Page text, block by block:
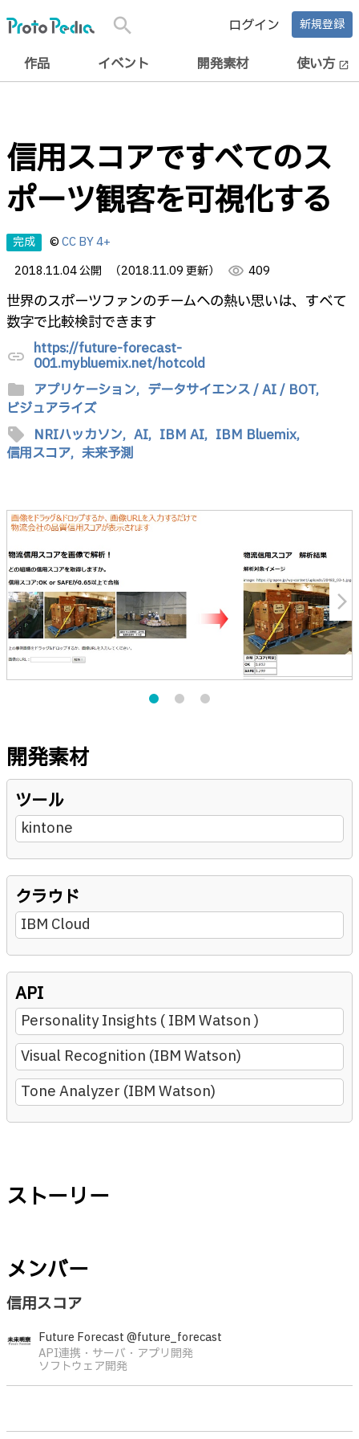
search ログイン 新規登録
作品 イベント 開発素材 使い方 open_in_new
信用スコアですべてのス
ポーツ観客を可視化する
完成 ©CC BY 4+
2018.11.04 公開
（2018.11.09 更新） visibility 409
世界のスポーツファンのチームへの熱い思いは、すべて
数字で比較検討できます
link https://future-forecast-
001.mybluemix.net/hotcold
folder アプリケーション, データサイエンス / AI / BOT,
ビジュアライズ
sell NRIハッカソン, AI, IBM AI, IBM Bluemix,
信用スコア, 未来予測
arrow_forward_ios
開発素材
ツール
kintone
クラウド
IBM Cloud
API
Personality Insights ( IBM Watson )
Visual Recognition (IBM Watson)
Tone Analyzer (IBM Watson)
ストーリー
メンバー
信用スコア
Future Forecast @future_forecast
API連携・サーバ・アプリ開発
ソフトウェア開発